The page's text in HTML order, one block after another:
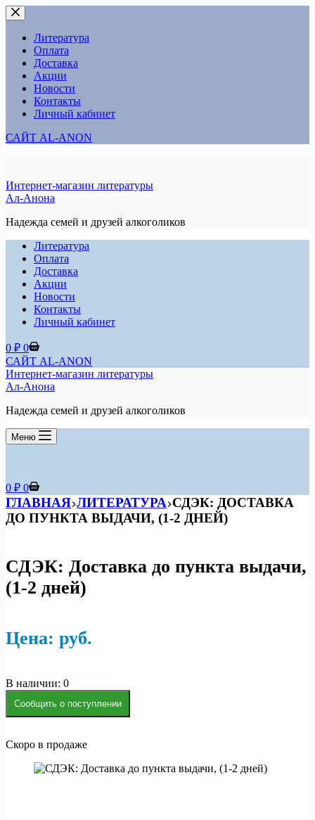
Перейти
к
сути
Литература
Оплата
Доставка
Акции
Новости
Контакты
Личный кабинет
САЙТ AL-ANON
Интернет-магазин литературы
Ал-Анона
Надежда семей и друзей алкоголиков
Литература
Оплата
Доставка
Акции
Новости
Контакты
Личный кабинет
Корзина
0 ₽ 0
САЙТ AL-ANON
Интернет-магазин литературы
Ал-Анона
Надежда семей и друзей алкоголиков
Меню
Корзина
0 ₽ 0
ГЛАВНАЯ ЛИТЕРАТУРА СДЭК: ДОСТАВКА
ДО ПУНКТА ВЫДАЧИ, (1-2 ДНЕЙ)
Скоро в продаже
СДЭК: Доставка до пункта выдачи,
(1-2 дней)
Цена: руб.
В наличии: 0
Сообщить о поступлении